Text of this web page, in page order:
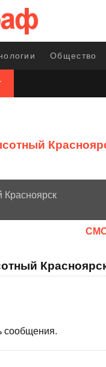
Общество
Красноярск
сообщения.